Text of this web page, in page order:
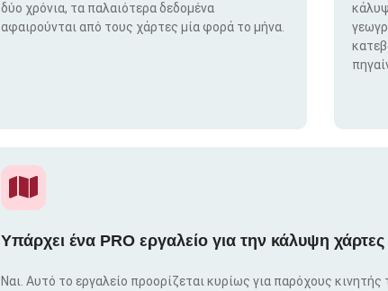
δύο χρόνια, τα παλαιότερα δεδομένα
αφαιρούνται από τους χάρτες μία φορά το μήνα.
Υπάρχει ένα PRO εργαλείο για την κάλυψη
Ναι. Αυτό το εργαλείο προορίζεται κυρίως για παρόχους